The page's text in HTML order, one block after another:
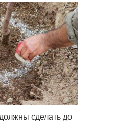
сделать до